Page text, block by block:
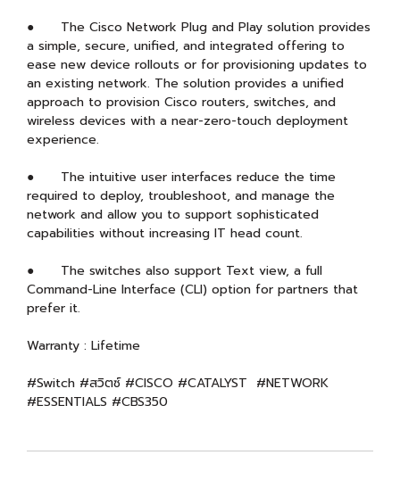
● The Cisco Network Plug and Play solution provides
a simple, secure, unified, and integrated offering to
ease new device rollouts or for provisioning updates to
an existing network. The solution provides a unified
approach to provision Cisco routers, switches, and
wireless devices with a near-zero-touch deployment
experience.
● The intuitive user interfaces reduce the time
required to deploy, troubleshoot, and manage the
network and allow you to support sophisticated
capabilities without increasing IT head count.
● The switches also support Text view, a full
Command-Line Interface (CLI) option for partners that
prefer it.
Warranty : Lifetime
#Switch #สวิตซ์ #CISCO #CATALYST #NETWORK
#ESSENTIALS #CBS350